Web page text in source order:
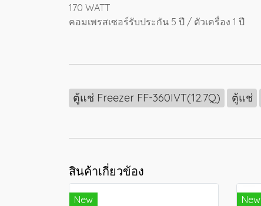
170 WATT
คอมเพรสเซอร์รับประกัน 5 ปี / ตัวเครื่อง 1 ปี
ตู้แช่ Freezer FF-360IVT(12.7Q) ตู้แช่
สินค้าเกี่ยวข้อง
New New